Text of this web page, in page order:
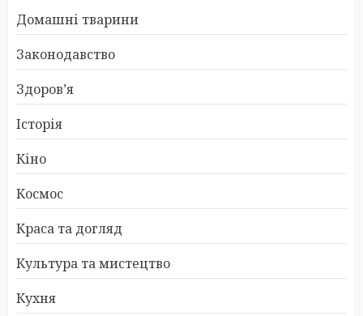
Домашні тварини
Законодавство
Здоров’я
Історія
Кіно
Космос
Краса та догляд
Культура та мистецтво
Кухня